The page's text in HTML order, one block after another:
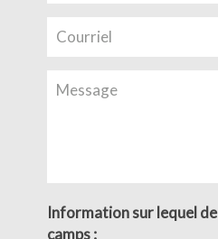
Information sur lequel
camps :